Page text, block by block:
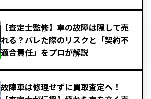
【査定士監修】車の故障は隠して売
れる？バレた際のリスクと「契約不
適合責任」をプロが解説
故障車は修理せずに買取査定へ！